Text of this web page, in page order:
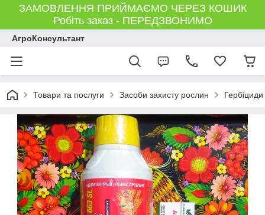
ЗАМОВЛЕННЯ ПРИЙМАЄМО ЧЕРЕЗ КОШИК
Робіть заказ - ПЕРЕДЗВОНИМО
АгроКонсультант
Товари та послуги Засоби захисту рослин Гербіциди